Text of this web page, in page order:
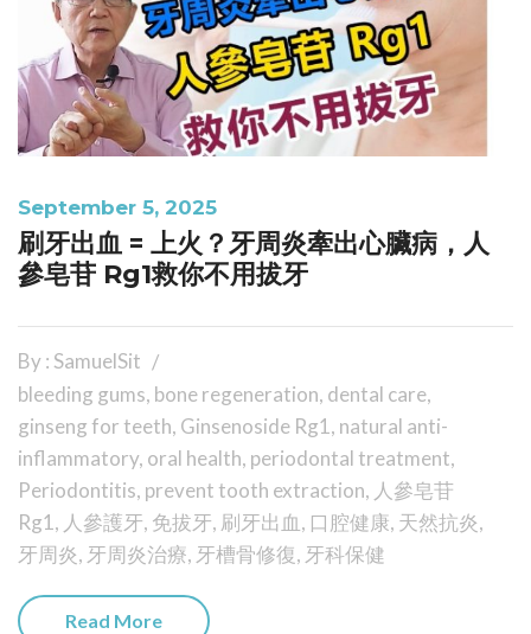
September 5, 2025
刷牙出血 = 上火？牙周炎牽出心臟病，人
參皂苷 Rg1救你不用拔牙
By : SamuelSit
bleeding gums, bone regeneration, dental care,
ginseng for teeth, Ginsenoside Rg1, natural anti-
inflammatory, oral health, periodontal treatment,
Periodontitis, prevent tooth extraction, 人參皂苷
Rg1, 人參護牙, 免拔牙, 刷牙出血, 口腔健康, 天然抗炎,
牙周炎, 牙周炎治療, 牙槽骨修復, 牙科保健
Read More